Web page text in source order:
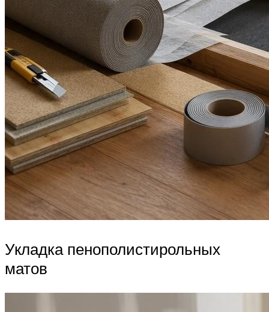
Укладка пенополистирольных
матов